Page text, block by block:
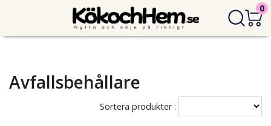
0
Avfallsbehållare
Sortera produkter :